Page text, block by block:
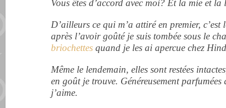
Vous êtes d’accord avec moi? Et la mie et la
D’ailleurs ce qui m’a attiré en premier,
après l’avoirgoûté jesuis tombée sous le
briochettes quand je les ai apercue chez
Même le lendemain, elles sont restées
en goût je trouve. Généreusement
j’aime.